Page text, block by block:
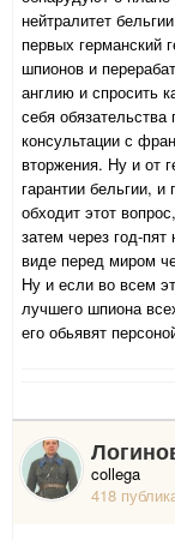
нейтралитет
первых германский
шпионов и
англию и спросить
себя
консультации с
вторжения. Ну и от
гарантии бельгии,
обходит этот
затем через год-
виде перед миром
Ну и если во всем
лучшего шпиона
его обьявят
collega
418